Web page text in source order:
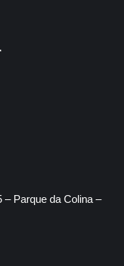
Parque da Colina –